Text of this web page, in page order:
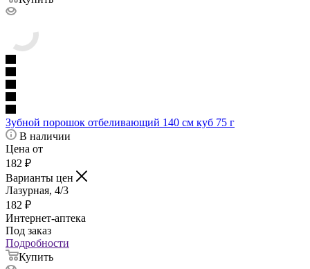
Зубной порошок отбеливающий 140 см куб 75 г
В наличии
Цена от
182 ₽
Варианты цен
Лазурная, 4/3
182 ₽
Интернет-аптека
Под заказ
Подробности
Купить